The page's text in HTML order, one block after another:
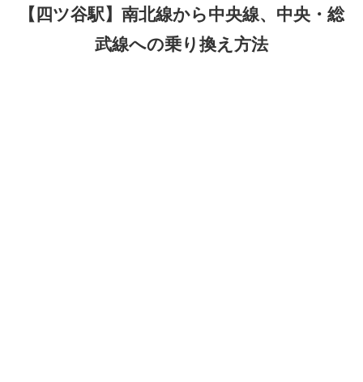
【四ツ谷駅】南北線から中央線、中央・総
武線への乗り換え方法